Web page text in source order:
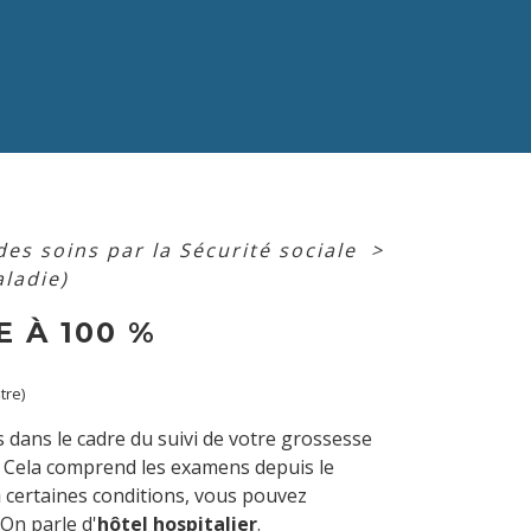
soins par la Sécurité sociale
>
À 100 %
le cadre du suivi de votre grossesse
comprend les examens depuis le
conditions, vous pouvez
parle d'hôtel hospitalier.